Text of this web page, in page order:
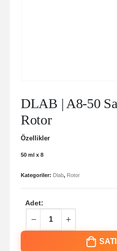
DLAB | A8-50
Rotor
Özellikler
50 ml x 8
Kategoriler: Dlab, Rotor
Adet: